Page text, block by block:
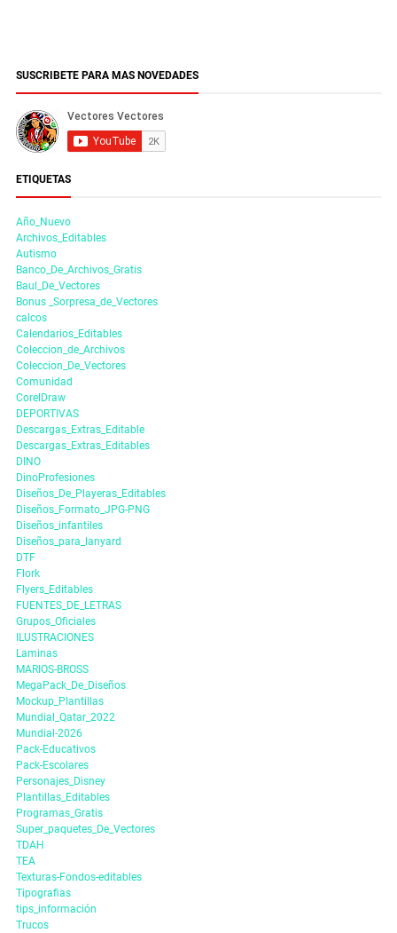
SUSCRIBETE PARA MAS NOVEDADES
ETIQUETAS
Año_Nuevo
Archivos_Editables
Autismo
Banco_De_Archivos_Gratis
Baul_De_Vectores
Bonus _Sorpresa_de_Vectores
calcos
Calendarios_Editables
Coleccion_de_Archivos
Coleccion_De_Vectores
Comunidad
CorelDraw
DEPORTIVAS
Descargas_Extras_Editable
Descargas_Extras_Editables
DINO
DinoProfesiones
Diseños_De_Playeras_Editables
Diseños_Formato_JPG-PNG
Diseños_infantiles
Diseños_para_lanyard
DTF
Flork
Flyers_Editables
FUENTES_DE_LETRAS
Grupos_Oficiales
ILUSTRACIONES
Laminas
MARIOS-BROSS
MegaPack_De_Diseños
Mockup_Plantillas
Mundial_Qatar_2022
Mundial-2026
Pack-Educativos
Pack-Escolares
Personajes_Disney
Plantillas_Editables
Programas_Gratis
Super_paquetes_De_Vectores
TDAH
TEA
Texturas-Fondos-editables
Tipografias
tips_información
Trucos